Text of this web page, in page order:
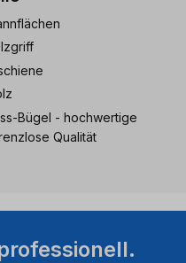
Bügel - hochwertige
Qualität